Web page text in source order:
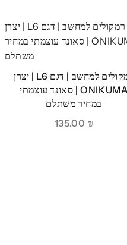
רמקולים למחשב | דגם L6 | יצרן
ONIKUMA | סאונד עוצמתי
במחיר משתלם
₪